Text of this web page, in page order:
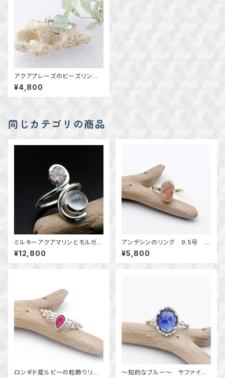
アクアプレーズのビーズリン
グ 18号
¥4,800
同じカテゴリの商品
ミルキーアクアマリンとモルガナ
イトのリング 12号 ～淡いベリ
ルの組み合わせ～ 指輪 天
然石アクセサリー 一点物
¥12,800
アンデシンのリング 9.5号 ～
真鍮～ 天然石アクセサリー
指輪 一点物 macari
¥5,800
ロンギド産ルビーの粒飾りリン
～知的なブルー～ サファイア